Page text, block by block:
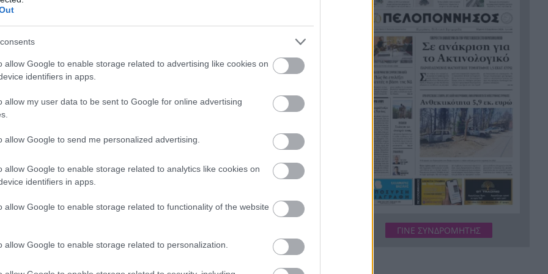
allow Google to enable storage related to advertising like cookies on
identifiers in apps.
allow my user data to be sent to Google for online advertising
allow Google to send me personalized advertising.
allow Google to enable storage related to analytics like cookies on
identifiers in apps.
allow Google to enable storage related to functionality of the website
allow Google to enable storage related to personalization.
πολύ αδύνατη, έχει μαύρα μαλλιά και καστανά μάτια, σύμφωνα με
Την ημέρα της εξαφάνισής της δεν είναι γνωστό τι φορούσε.
στη δημοσιότητα, φοράει γυαλιά μυωπίας και συνήθως έχει τα
ή γνωρίζει οτιδήποτε που μπορεί να βοηθήσει στον εντοπισμό
«Το Χαμόγελο του Παιδιού», στην Εθνική Γραμμή για τους
Αστυνομικό Τμήμα της χώρας ή μέσω της εφαρμογής Missing
να περιμένει οποιαδήποτε πληροφορία μπορεί να οδηγήσει στα
εργασίες τους
20:36 Το τελευταίο «αντίο» στην
τελετή αποτέφρωσης του
συντονιστή που σκοτώθηκε
μετά τη σύγκρουση
ελικοπτέρων στην Ψάθα,
ΦΩΤΟ
Στιγμές αγωνίας και θρίλερ
στο Αίγιο: Οδηγός λεωφορείου
έχασε τις αισθήσεις του και τη
ζωή του! ΦΩΤΟ
20:12 Κόκκινα τα 118 κτίρια στις 325
αυτοψίες των πληγεισών
καταστροφικές πυρκαγιές
ΓΙΝΕ ΣΥΝΔΡΟΜΗΤΗΣ